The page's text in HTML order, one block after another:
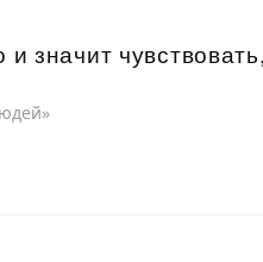
значит